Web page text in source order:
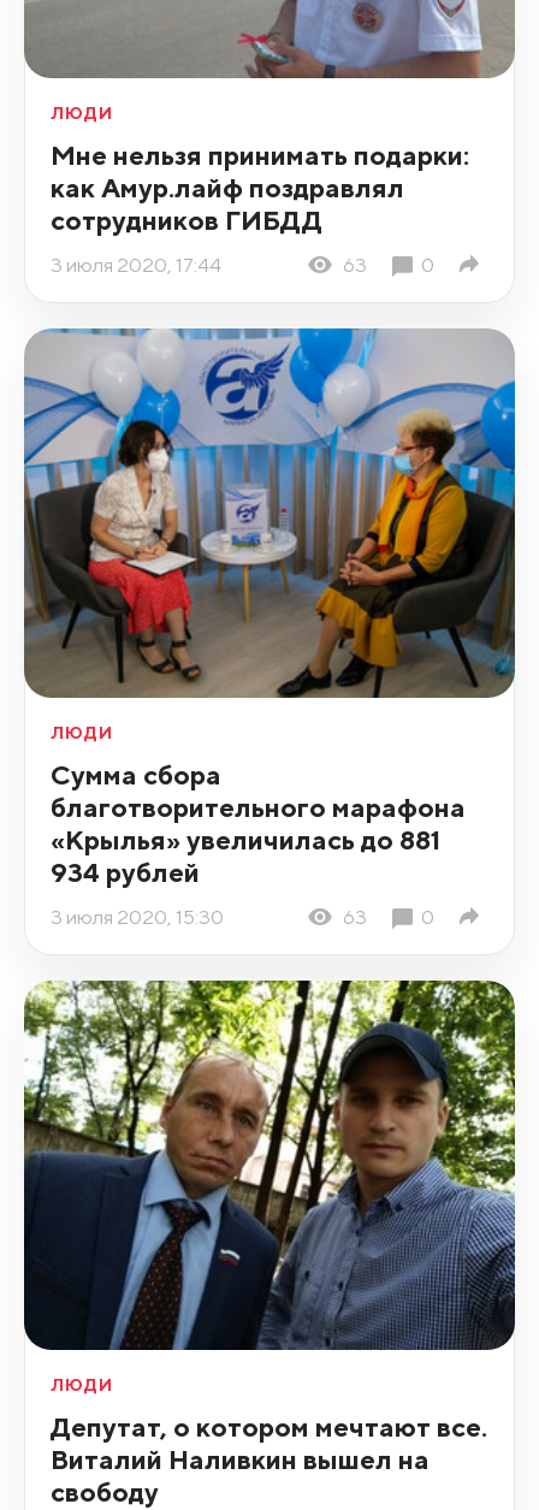
ЛЮДИ
Мне нельзя принимать подарки:
как Амур.лайф поздравлял
сотрудников ГИБДД
3 июля 2020, 17:44 63 0
ЛЮДИ
Сумма сбора
благотворительного марафона
«Крылья» увеличилась до 881
934 рублей
3 июля 2020, 15:30 63 0
ЛЮДИ
Депутат, о котором мечтают все.
Виталий Наливкин вышел на
свободу